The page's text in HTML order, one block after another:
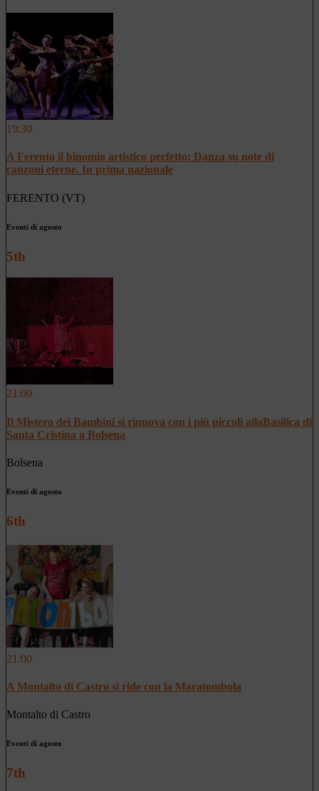
19:30
A Ferento il binomio artistico perfetto: Danza su note di
canzoni eterne. In prima nazionale
FERENTO (VT)
Eventi di agosto
5th
21:00
Il Mistero dei Bambini si rinnova con i più piccoli allaBasilica di
Santa Cristina a Bolsena
Bolsena
Eventi di agosto
6th
21:00
A Montalto di Castro si ride con la Maratombola
Montalto di Castro
Eventi di agosto
7th